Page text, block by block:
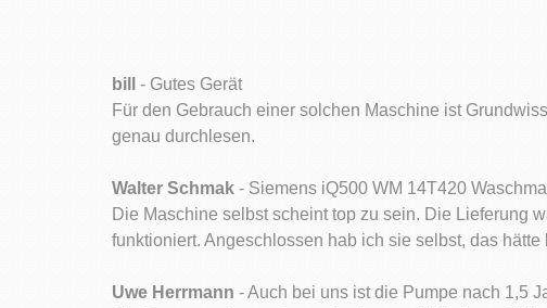
bill
- Gutes Gerät
Für den Gebrauch einer solchen Maschine ist
genau durchlesen.
Walter Schmak - Siemens iQ500 WM 14T420
Die Maschine selbst scheint top zu sein. Die Lieferung
funktioniert. Angeschlossen hab ich sie selbst, das
Uwe Herrmann - Auch bei uns ist die Pumpe nach 1,5